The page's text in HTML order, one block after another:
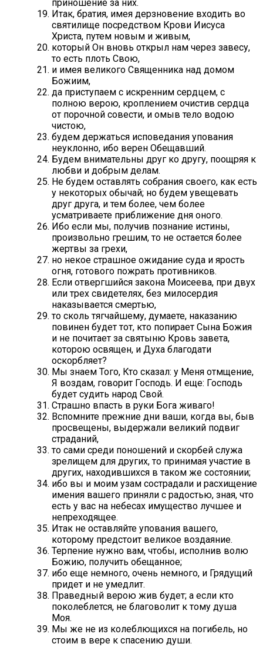
приношение за них.
Итак, братия, имея дерзновение входить во
святилище посредством Крови Иисуса
Христа, путем новым и живым,
который Он вновь открыл нам через завесу,
то есть плоть Свою,
и имея великого Священника над домом
Божиим,
да приступаем с искренним сердцем, с
полною верою, кроплением очистив сердца
от порочной совести, и омыв тело водою
чистою,
будем держаться исповедания упования
неуклонно, ибо верен Обещавший.
Будем внимательны друг ко другу, поощряя к
любви и добрым делам.
Не будем оставлять собрания своего, как есть
у некоторых обычай; но будем увещевать
друг друга, и тем более, чем более
усматриваете приближение дня оного.
Ибо если мы, получив познание истины,
произвольно грешим, то не остается более
жертвы за грехи,
но некое страшное ожидание суда и ярость
огня, готового пожрать противников.
Если отвергшийся закона Моисеева, при двух
или трех свидетелях, без милосердия
наказывается смертью,
то сколь тягчайшему, думаете, наказанию
повинен будет тот, кто попирает Сына Божия
и не почитает за святыню Кровь завета,
которою освящен, и Духа благодати
оскорбляет?
Мы знаем Того, Кто сказал: у Меня отмщение,
Я воздам, говорит Господь. И еще: Господь
будет судить народ Свой.
Страшно впасть в руки Бога живаго!
Вспомните прежние дни ваши, когда вы, быв
просвещены, выдержали великий подвиг
страданий,
то сами среди поношений и скорбей служа
зрелищем для других, то принимая участие в
других, находившихся в таком же состоянии;
ибо вы и моим узам сострадали и расхищение
имения вашего приняли с радостью, зная, что
есть у вас на небесах имущество лучшее и
непреходящее.
Итак не оставляйте упования вашего,
которому предстоит великое воздаяние.
Терпение нужно вам, чтобы, исполнив волю
Божию, получить обещанное;
ибо еще немного, очень немного, и Грядущий
придет и не умедлит.
Праведный верою жив будет; а если кто
поколеблется, не благоволит к тому душа
Моя.
Мы же не из колеблющихся на погибель, но
стоим в вере к спасению души.